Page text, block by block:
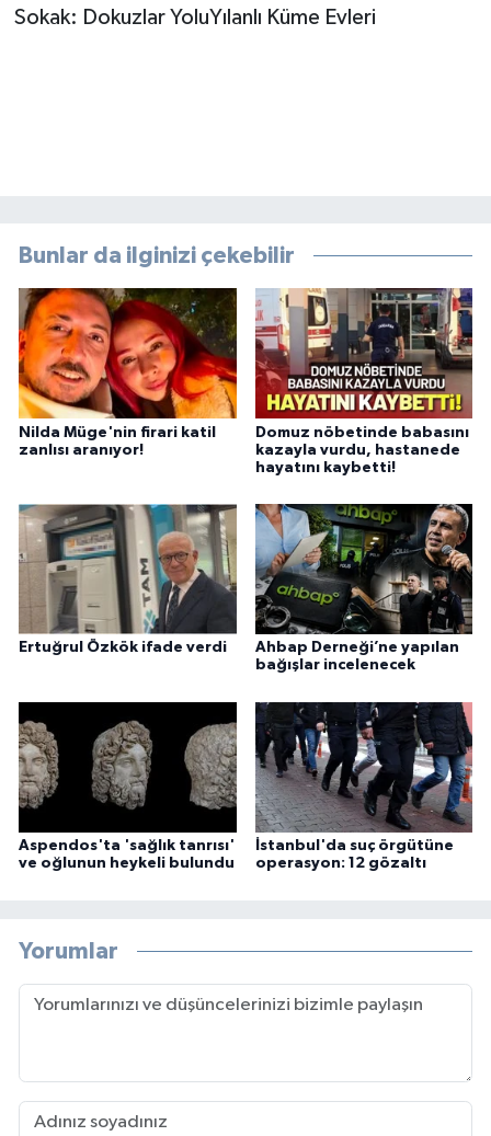
Sokak: Dokuzlar YoluYılanlı Küme Evleri
Bunlar da ilginizi çekebilir
Nilda Müge'nin firari katil
zanlısı aranıyor!
Domuz nöbetinde babasını
kazayla vurdu, hastanede
hayatını kaybetti!
Ertuğrul Özkök ifade verdi
Ahbap Derneği’ne yapılan
bağışlar incelenecek
Aspendos'ta 'sağlık tanrısı'
ve oğlunun heykeli bulundu
İstanbul'da suç örgütüne
operasyon: 12 gözaltı
Yorumlar